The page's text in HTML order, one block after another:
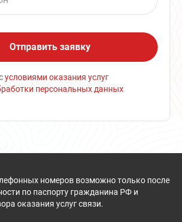
условиями оказания услуг
персональных данных
номеров возможно только после
по паспорту гражданина РФ и
оказания услуг связи.